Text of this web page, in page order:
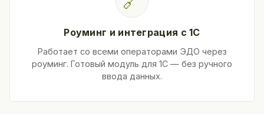
Роуминг и интеграция с 1С
Работает со всеми операторами ЭДО через
роуминг. Готовый модуль для 1С — без ручного
ввода данных.